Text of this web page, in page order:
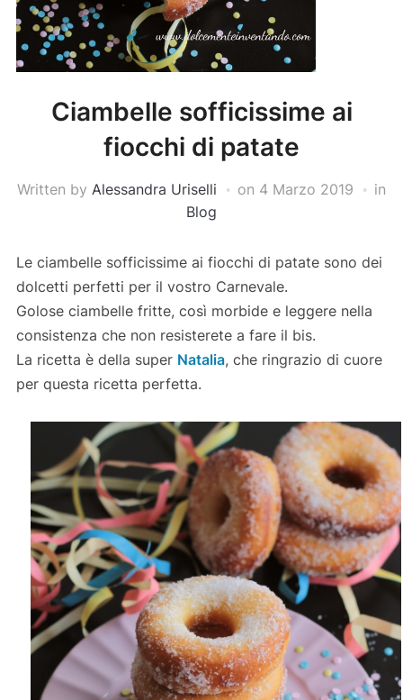
Ciambelle sofficissime ai
fiocchi di patate
Written by Alessandra Uriselli on 4 Marzo 2019
in
Blog
Le ciambelle sofficissime ai fiocchi di patate sono dei
dolcetti perfetti per il vostro Carnevale.
Golose ciambelle fritte, così morbide e leggere nella
consistenza che non resisterete a fare il bis.
La ricetta è della super Natalia, che ringrazio di cuore
per questa ricetta perfetta.